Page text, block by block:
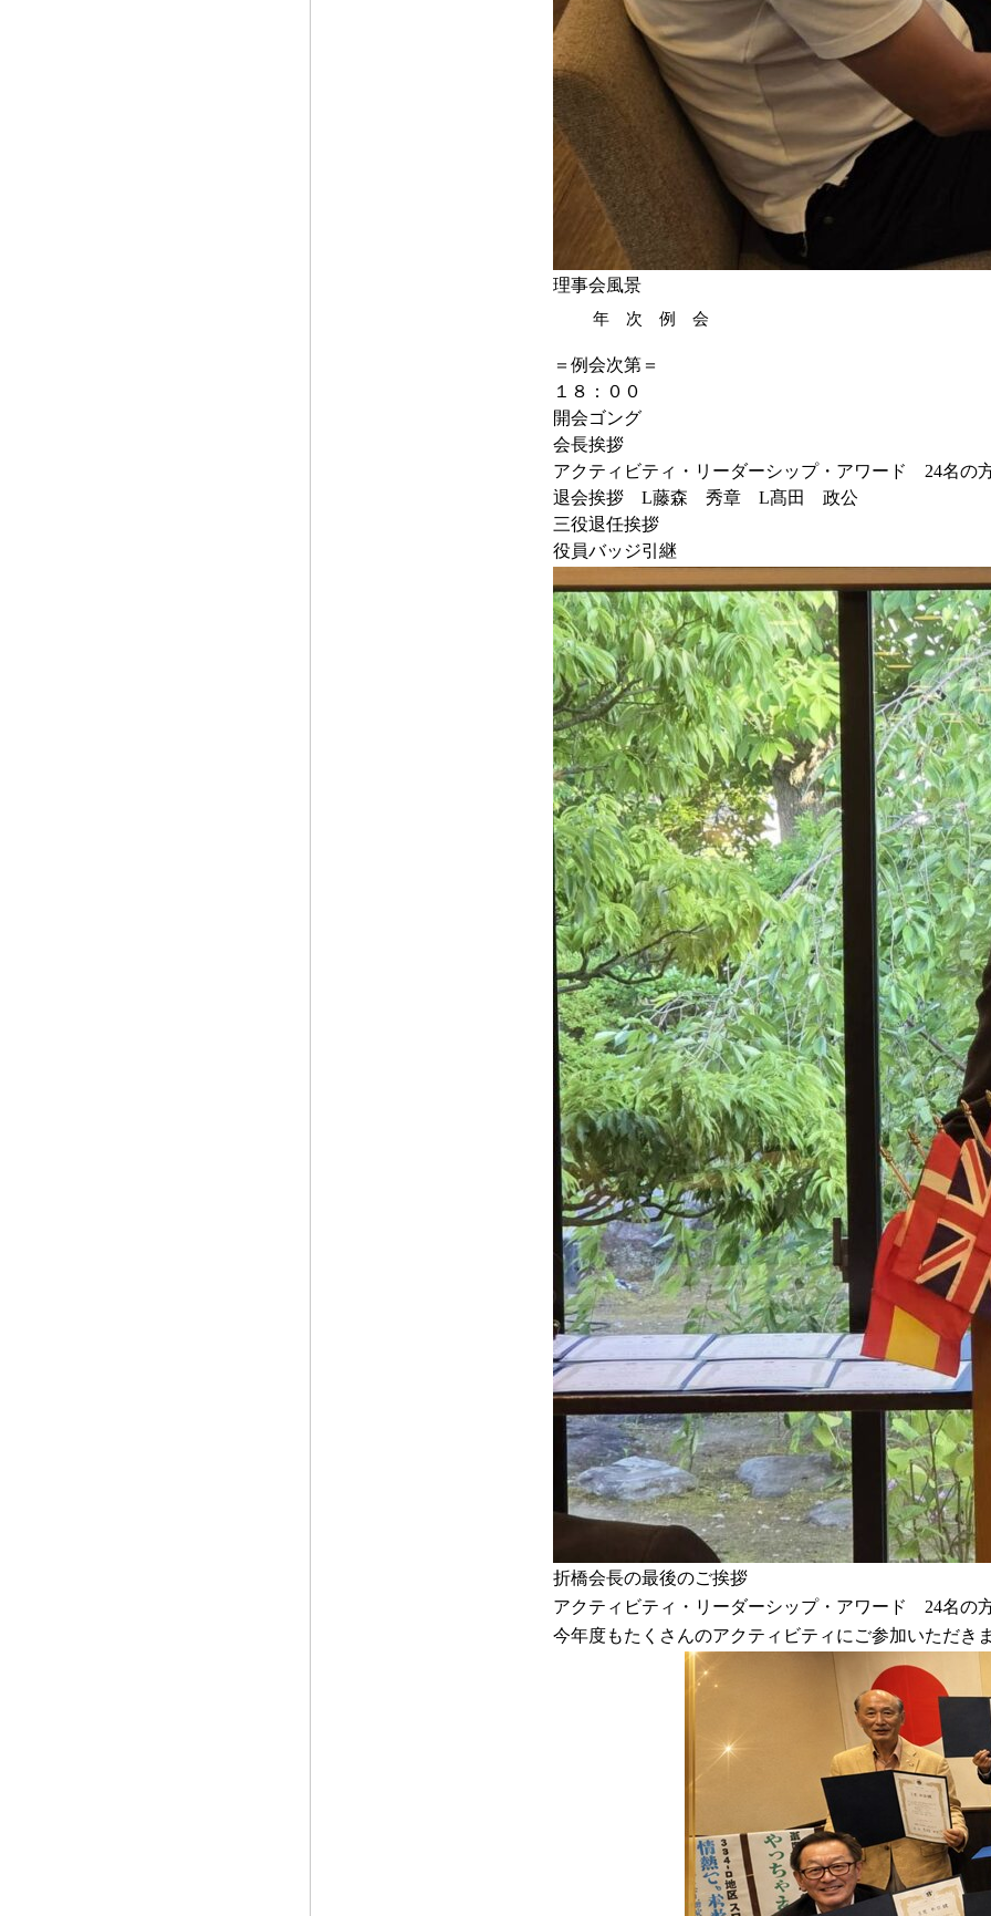
理事会風景
年 次 例 会
＝例会次第＝
１８：００
開会ゴング
会長挨拶
アクティビティ・リーダーシップ・アワード 24名の
退会挨拶 L藤森 秀章 L髙田 政公
三役退任挨拶
役員バッジ引継
折橋会長の最後のご挨拶
アクティビティ・リーダーシップ・アワード 24名の
今年度もたくさんのアクティビティにご参加いただ